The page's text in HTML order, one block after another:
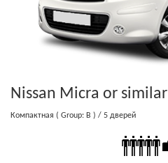
Nissan Micra or similar
Компактная ( Group: B ) / 5 дверей